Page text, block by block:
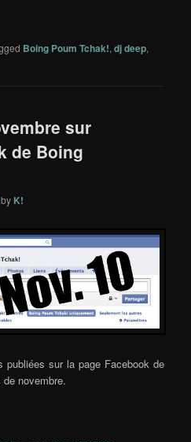
Boing Poum Tchak!,dj deep,
sur
de Boing
by K!
publiées sur la page Facebook de
novembre.